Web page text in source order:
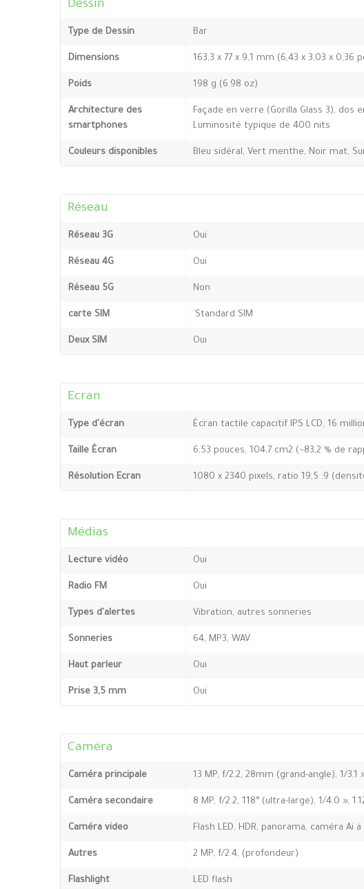
Dessin
Type de Dessin Bar
Dimensions 163,3 x 77 x 9,1 mm (6,43 x 3,03 x 0,36
Poids 198 g (6.98 oz)
Architecture des
smartphones
Façade en verre (Gorilla Glass 3), dos
Luminosité typique de 400 nits
Couleurs disponibles Bleu sidéral, Vert menthe, Noir mat,
Réseau
Réseau 3G Oui
Réseau 4G Oui
Réseau 5G Non
carte SIM `Standard SIM
Deux SIM Oui
Ecran
Type d'écran Écran tactile capacitif IPS LCD, 16
Taille Écran 6,53 pouces, 104,7 cm2 (~83,2 % de
Résolution Ecran 1080 x 2340 pixels, ratio 19,5 :9
Médias
Lecture vidéo Oui
Radio FM Oui
Types d'alertes Vibration, autres sonneries
Sonneries 64, MP3, WAV
Haut parleur Oui
Prise 3,5 mm Oui
Caméra
Caméra principale 13 MP, f/2.2, 28mm (grand-angle), 1/3.1
Caméra secondaire 8 MP, f/2.2, 118° (ultra-large), 1/4.0 »,
Caméra video Flash LED, HDR, panorama, caméra Ai
Autres 2 MP, f/2.4, (profondeur)
Flashlight LED flash